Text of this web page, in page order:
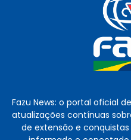
Fazu News: o portal oficial
atualizações contínuas
de extensão e